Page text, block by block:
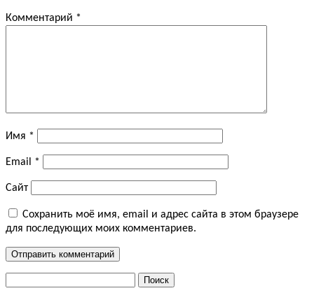
Комментарий *
Имя *
Email *
Сайт
Сохранить моё имя, email и адрес сайта в этом браузере
для последующих моих комментариев.